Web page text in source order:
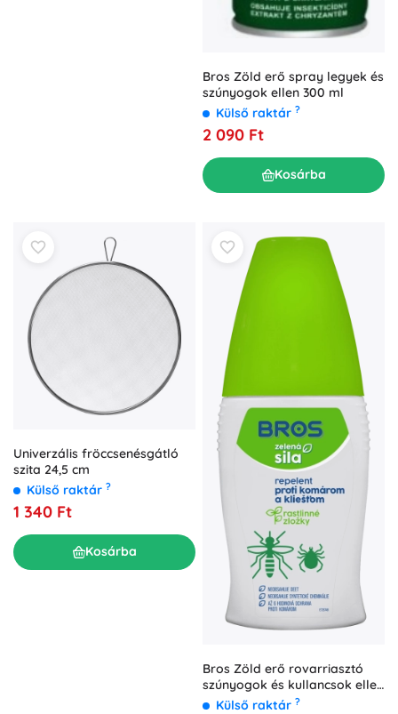
Bros Zöld erő spray legyek és
szúnyogok ellen 300 ml
Külső raktár ?
2 090 Ft
Kosárba
Univerzális fröccsenésgátló
szita 24,5 cm
Külső raktár ?
1 340 Ft
Kosárba
Bros Zöld erő rovarriasztó
szúnyogok és kullancsok ellen
50 ml
Külső raktár ?